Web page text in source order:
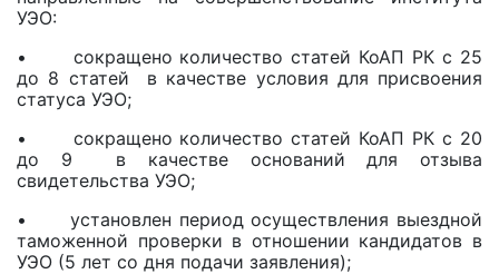
УЭО:
• сокращено количество статей КоАП РК с 25
до 8 статей в качестве условия для присвоения
статуса УЭО;
• сокращено количество статей КоАП РК с 20
до 9 в качестве оснований для отзыва
свидетельства УЭО;
• установлен период осуществления выездной
таможенной проверки в отношении кандидатов в
УЭО (5 лет со дня подачи заявления);